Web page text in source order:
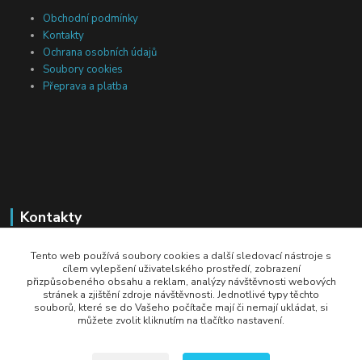
Obchodní podmínky
Kontakty
Ochrana osobních údajů
Soubory cookies
Přeprava a platba
Kontakty
Michal Tranta
+420 777 217 687
(Po-Pá, 8-18 hod.)
info@dobryzbozi.cz
Tento web používá soubory cookies a další sledovací nástroje s
cílem vylepšení uživatelského prostředí, zobrazení
přizpůsobeného obsahu a reklam, analýzy návštěvnosti webových
stránek a zjištění zdroje návštěvnosti. Jednotlivé typy těchto
souborů, které se do Vašeho počítače mají či nemají ukládat, si
můžete zvolit kliknutím na tlačítko nastavení.